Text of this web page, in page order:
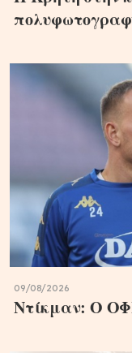
09/08/2026
Ντίκμαν: Ο